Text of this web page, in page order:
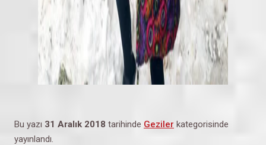
Bu yazı 31 Aralık 2018 tarihinde Geziler kategorisinde
yayınlandı.